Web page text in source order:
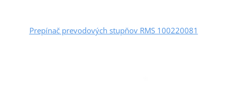
Prepínač prevodových stupňov RMS 100220081